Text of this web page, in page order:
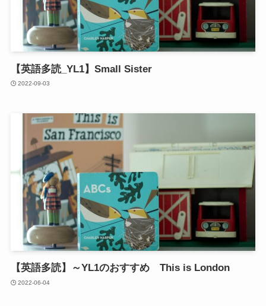
【英語多読_YL1】Small Sister
2022-09-03
【英語多読】～YL1のおすすめ This is London
2022-06-04